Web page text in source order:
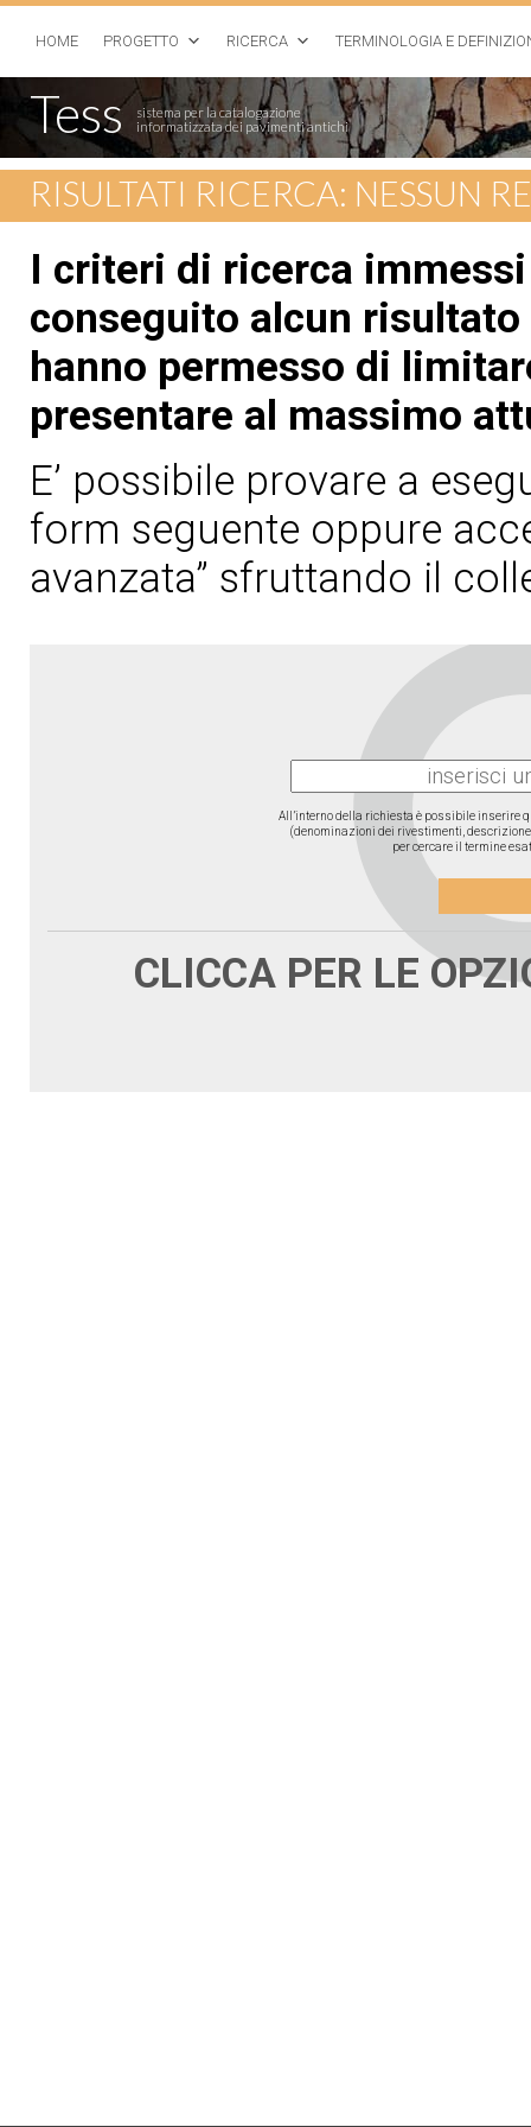
HOME PROGETTO RICERCA TERMINOLOGIA E
Tess
sistema per la catalogazione
informatizzata dei pavimenti antichi
RISULTATI RICERCA: NESSUN
I criteri di ricerca
conseguito alcun
hanno permesso di
presentare al massimo
E’ possibile provare a
form seguente oppure
avanzata” sfruttando il
All’interno della richiesta è possibile inserire
(denominazioni dei rivestimenti, descrizione
per cercare il termine
CLICCA PER LE